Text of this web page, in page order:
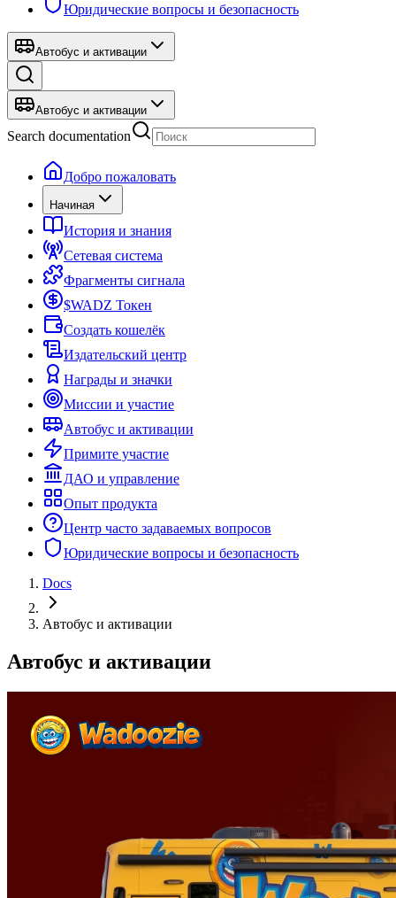
Юридические вопросы и безопасность
Автобус и активации
Автобус и активации
Search documentation
Добро пожаловать
Начиная
История и знания
Сетевая система
Фрагменты сигнала
$WADZ Токен
Создать кошелёк
Издательский центр
Награды и значки
Миссии и участие
Автобус и активации
Примите участие
ДАО и управление
Опыт продукта
Центр часто задаваемых вопросов
Юридические вопросы и безопасность
Docs
Автобус и активации
Автобус и активации